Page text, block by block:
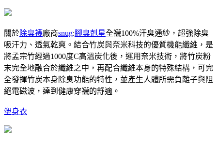
關於除臭襪廠商snug:腳臭剋星全襪100%汗臭通紗，超強除臭
吸汗力、透氣乾爽。結合竹炭與奈米科技的優質機能纖維，是
將孟宗竹經過1000度C高溫炭化後，運用奈米技術，將竹炭粉
末完全地融合於纖維之中，再配合纖維本身的特殊結構，可完
全發揮竹炭本身除臭功能的特性，並產生人體所需負離子與阻
絕電磁波，達到健康穿襪的舒適。
塑身衣